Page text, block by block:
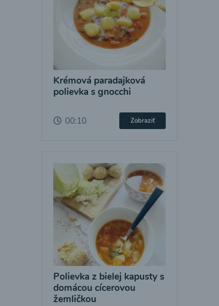
Krémová paradajková
polievka s gnocchi
00:10 Zobraziť
Polievka z bielej kapusty s
domácou cícerovou
žemličkou